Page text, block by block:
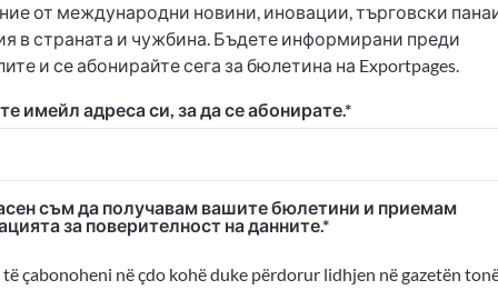
консумативи Пчеларски пособия
контакти >> започнете оттук
и продуктите ви на Exportpages.
публикувайте тук
от международни новини, иновации, търговски
в страната и чужбина. Бъдете информирани преди
и се абонирайте сега за бюлетина на Exportpages.
имейл адреса си, за да се абонирате.
съм да получавам вашите бюлетини и приемам
за поверителност на данните.
të çabonoheni në çdo kohë duke përdorur lidhjen në gazetën